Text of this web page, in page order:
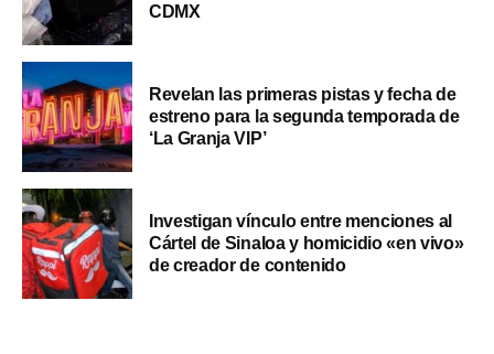
CDMX
Revelan las primeras pistas y fecha de
estreno para la segunda temporada de
‘La Granja VIP’
Investigan vínculo entre menciones al
Cártel de Sinaloa y homicidio «en vivo»
de creador de contenido